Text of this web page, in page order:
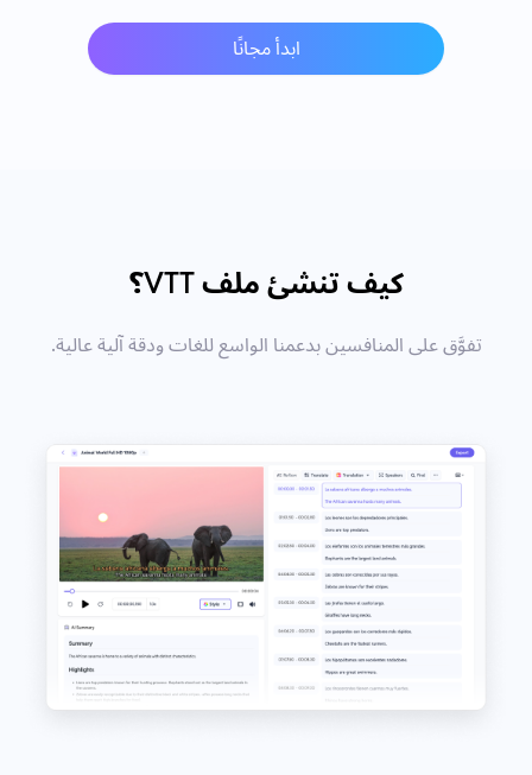
ابدأ مجانًا
كيف تنشئ ملف VTT؟
تفوَّق على المنافسين بدعمنا الواسع للغات ودقة آلية عالية.